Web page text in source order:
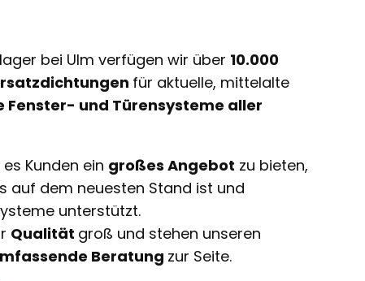
bei Ulm verfügen wir über 10.000
für aktuelle, mittelalte
Fenster- und Türensysteme aller
Kunden ein großes Angebot zu bieten,
auf dem neuesten Stand ist und
unterstützt.
Qualität groß und stehen unseren
Beratung zur Seite.